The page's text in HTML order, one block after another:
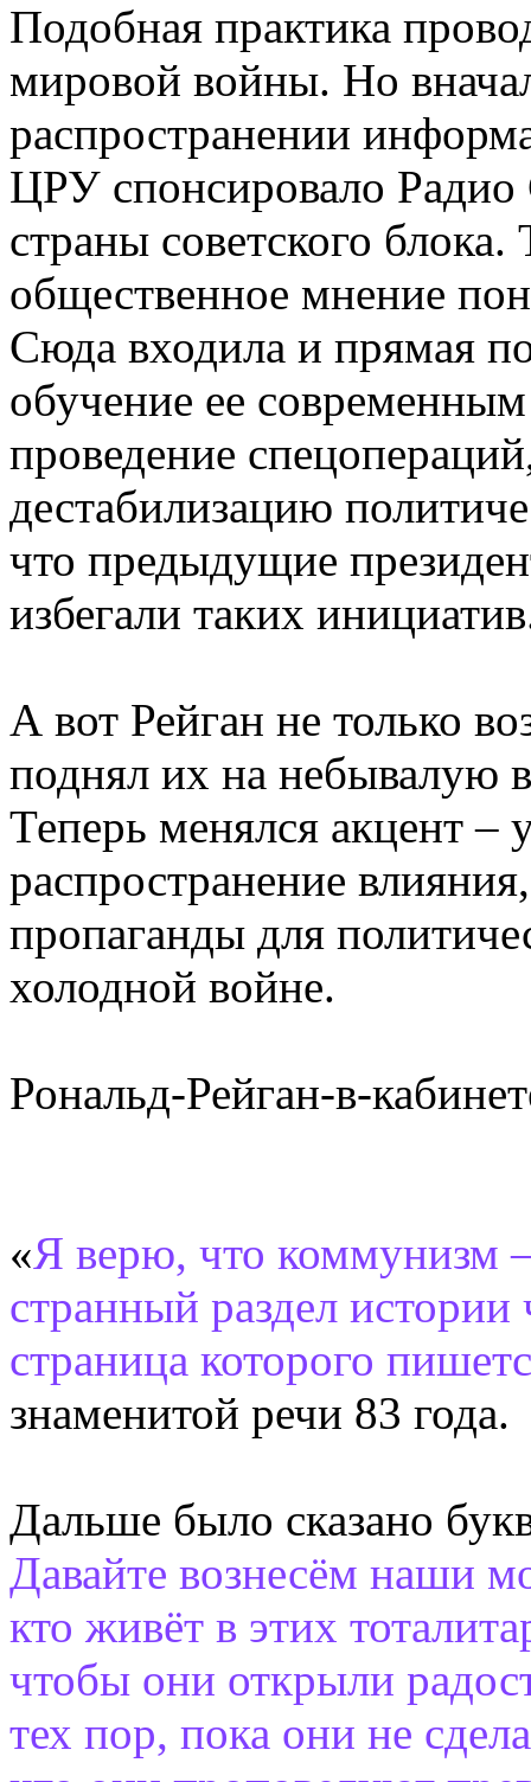
Подобная практика
мировой войны. Но
распространении
ЦРУ спонсировало Радио
страны советского блока.
общественное мнение
Сюда входила и прямая
обучение ее
проведение
дестабилизацию
что предыдущие
избегали таких
А вот Рейган не только
поднял их на небывалую
Теперь менялся акцент –
распространение
пропаганды для
холодной войне.
Рональд-Рейган-в-
«Я верю, что коммунизм
странный раздел истории
страница которого
знаменитой речи 83 года.
Дальше было сказано
Давайте вознесём наши
кто живёт в этих
чтобы они открыли
тех пор, пока они не